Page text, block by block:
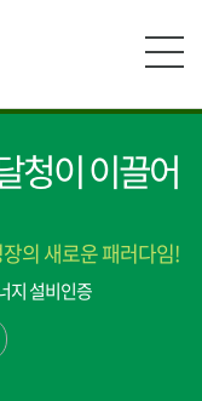
청이 이끌어
의 새로운 패러다임!
지 설비인증